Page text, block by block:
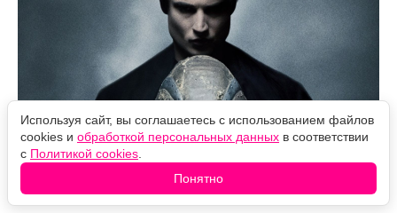
Используя сайт, вы соглашаетесь с использованием файлов
cookies и обработкой персональных данных в соответствии
с Политикой cookies
Понятно